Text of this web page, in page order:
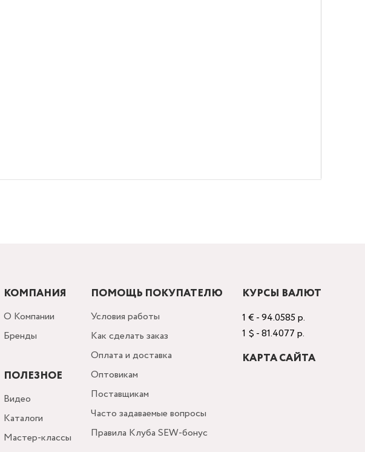
КОМПАНИЯ
О Компании
Бренды
ПОЛЕЗНОЕ
Видео
Каталоги
Мастер-классы
ПОМОЩЬ ПОКУПАТЕЛЮ
Условия работы
Как сделать заказ
Оплата и доставка
Оптовикам
Поставщикам
Часто задаваемые вопросы
Правила Клуба SEW-бонус
КУРСЫ ВАЛЮТ
1 € - 94.0585 р.
1 $ - 81.4077 р.
КАРТА САЙТА